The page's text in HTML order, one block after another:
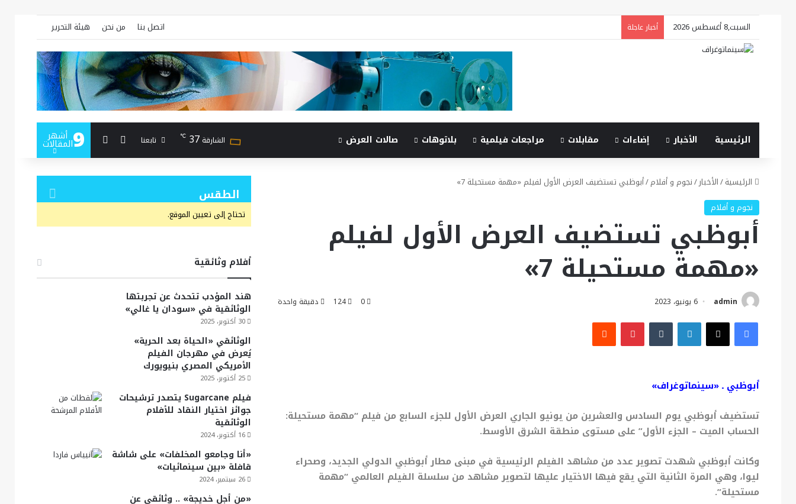
السبت,8 أغسطس 2026 أخبار عاجلة اتصل بنا من نحن هيئة التحرير
الرئيسية الأخبار إضاءات مقابلات مراجعات فيلمية بلاتوهات صالات العرض الشارقة 37
℃ تابعنا إضافة عمود جانبي
بحث عن
9 أشهر
المقالات
الرئيسية/الأخبار/نجوم و أفلام/أبوظبي تستضيف العرض الأول لفيلم «مهمة مستحيلة 7»
نجوم و أفلام
أبوظبي تستضيف العرض الأول لفيلم
«مهمة مستحيلة 7»
admin 6 يونيو، 2023 0
124 دقيقة واحدة
فيسبوكX لينكدإن بينتيريست
أبوظبي ـ «سينماتوغراف»
تستضيف أبوظبي يوم السادس والعشرين من يونيو الجاري العرض الأول للجزء السابع من فيلم “مهمة مستحيلة:
الحساب الميت – الجزء الأول” على مستوى منطقة الشرق الأوسط.
وكانت أبوظبي شهدت تصوير عدد من مشاهد الفيلم الرئيسية في مبنى مطار أبوظبي الدولي الجديد، وصحراء
ليوا، وهي المرة الثانية التي يقع فيها الاختيار عليها لتصوير مشاهد من سلسلة الفيلم العالمي “مهمة
مستحيلة”.
الطقس
تحتاج إلى تعيين الموقع.
أفلام وثائقية
هند المؤدب تتحدث عن تجربتها
الوثائقية في «سودان يا غالي»
30 أكتوبر، 2025
الوثائقي «الحياة بعد الحرية»
يُعرض في مهرجان الفيلم
الأمريكي المصري بنيويورك
25 أكتوبر، 2025
فيلم Sugarcane يتصدر ترشيحات
جوائز اختيار النقاد للأفلام
الوثائقية
16 أكتوبر، 2024
«أنا وجامعو المخلفات» على شاشة
قافلة «بين سينمائيات»
26 سبتمبر، 2024
«من أجل خديجة» .. وثائقي عن